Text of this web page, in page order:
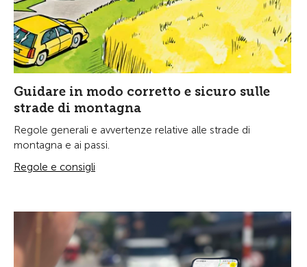
Guidare in modo corretto e sicuro sulle
strade di montagna
Regole generali e avvertenze relative alle strade di
montagna e ai passi.
Regole e consigli